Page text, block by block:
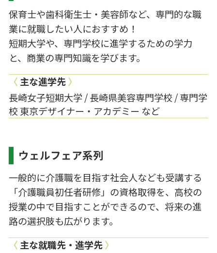
保育士や歯科衛生士・美容師など、専門的な職
業に就職したい人におすすめ！
短期大学や、専門学校に進学するための学力
と、商業の専門知識を学びます。
〈 主な進学先〉
長崎女子短期大学 / 長崎県美容専門学校 / 専門学
校 東京デザイナー・アカデミー など
ウェルフェア系列
一般的に介護職を目指す社会人なども受講する
「介護職員初任者研修」の資格取得を、高校の
授業の中で目指すことができるので、将来の進
路の選択肢も広がります。
〈 主な就職先・進学先〉